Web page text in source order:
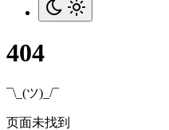
404
¯\_(ツ)_/¯
页面未找到